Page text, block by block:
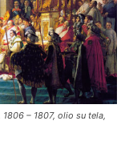
– 1807, olio su tela,